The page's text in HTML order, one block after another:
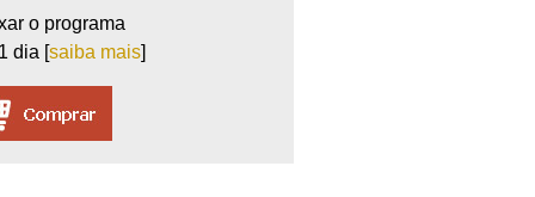
o programa
dia [saiba mais]